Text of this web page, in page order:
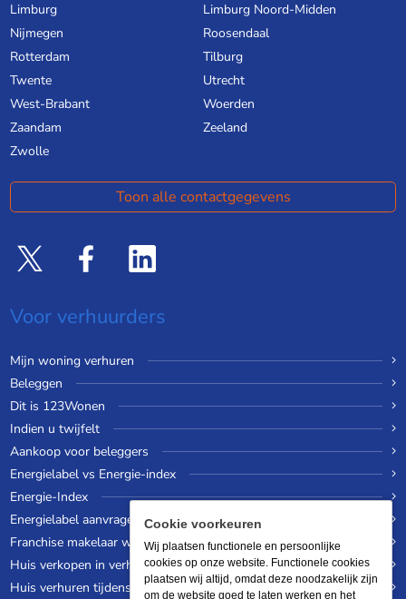
Limburg
Limburg Noord-Midden
Nijmegen
Roosendaal
Rotterdam
Tilburg
Twente
Utrecht
West-Brabant
Woerden
Zaandam
Zeeland
Zwolle
Toon alle contactgegevens
Voor verhuurders
Mijn woning verhuren
Beleggen
Dit is 123Wonen
Indien u twijfelt
Aankoop voor beleggers
Energielabel vs Energie-index
Energie-Index
Energielabel aanvragen
Franchise makelaar worden
Huis verkopen in verhuurde staat
Huis verhuren tijdens een wereldreis
Cookie voorkeuren
Wij plaatsen functionele en persoonlijke
cookies op onze website. Functionele cookies
plaatsen wij altijd, omdat deze noodzakelijk zijn
om de website goed te laten werken en het